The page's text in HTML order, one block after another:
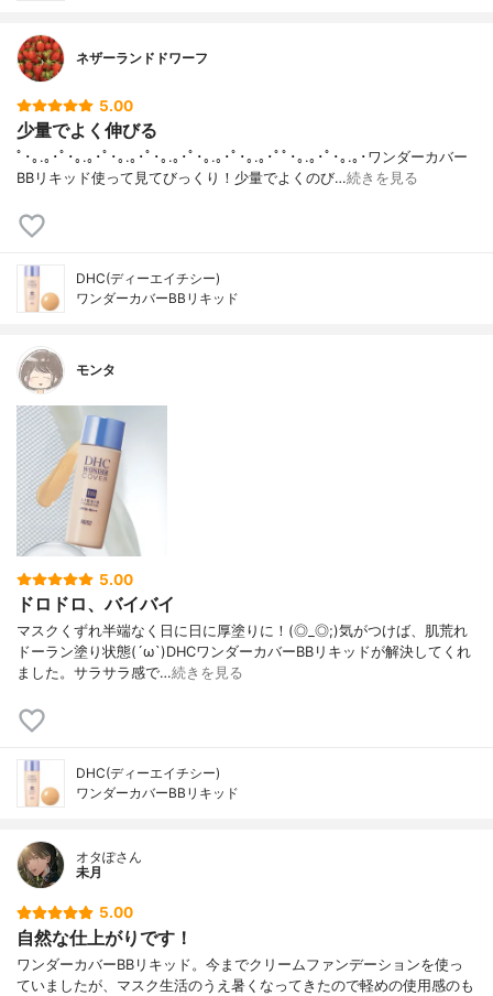
ネザーランドドワーフ
5.00
少量でよく伸びる
ﾟ･｡.｡･ﾟ･｡.｡･ﾟ･｡.｡･ﾟ･｡.｡･ﾟ･｡.｡･ﾟ･｡.｡･ﾟﾟ･｡.｡･ﾟ･｡.｡･ワンダーカバー
BBリキッド使って見てびっくり！少量でよくのび…続きを見る
DHC(ディーエイチシー)
ワンダーカバーBBリキッド
モンタ
5.00
ドロドロ、バイバイ
マスクくずれ半端なく日に日に厚塗りに！(◎_◎;)気がつけば、肌荒れ
ドーラン塗り状態(´ω`)DHCワンダーカバーBBリキッドが解決してくれ
ました。サラサラ感で…続きを見る
DHC(ディーエイチシー)
ワンダーカバーBBリキッド
オタぽさん
未月
5.00
自然な仕上がりです！
ワンダーカバーBBリキッド。今までクリームファンデーションを使っ
ていましたが、マスク生活のうえ暑くなってきたので軽めの使用感のも